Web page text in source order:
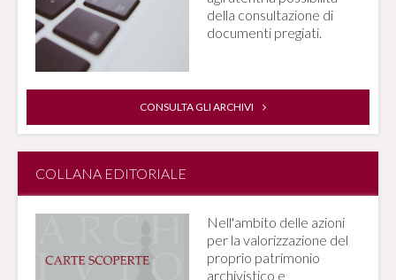
della consultazione di
documenti pregiati.
CONSULTA GLI ARCHIVI
COLLANA EDITORIALE
Nell'ambito delle azioni
per la valorizzazione del
proprio patrimonio
archivistico e